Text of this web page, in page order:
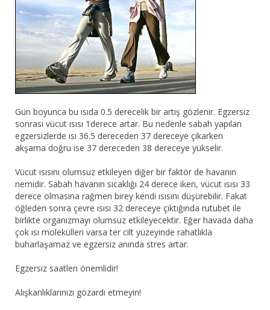
Gün boyunca bu ısıda 0.5 derecelik bir artış gözlenir. Egzersiz
sonrası vücut ısısı 1derece artar. Bu nedenle sabah yapılan
egzersizlerde ısı 36.5 dereceden 37 dereceye çıkarken
akşama doğru ise 37 dereceden 38 dereceye yükselir.
Vücut ısısını olumsuz etkileyen diğer bir faktör de havanın
nemidir. Sabah havanın sıcaklığı 24 derece iken, vücut ısısı 33
derece olmasına rağmen birey kendi ısısını düşürebilir. Fakat
öğleden sonra çevre ısısı 32 dereceye çıktığında rutubet ile
birlikte organizmayı olumsuz etkileyecektir. Eğer havada daha
çok ısı molekülleri varsa ter cilt yüzeyinde rahatlıkla
buharlaşamaz ve egzersiz anında stres artar.
Egzersiz saatleri önemlidir!
Alışkanlıklarınızı gözardı etmeyin!